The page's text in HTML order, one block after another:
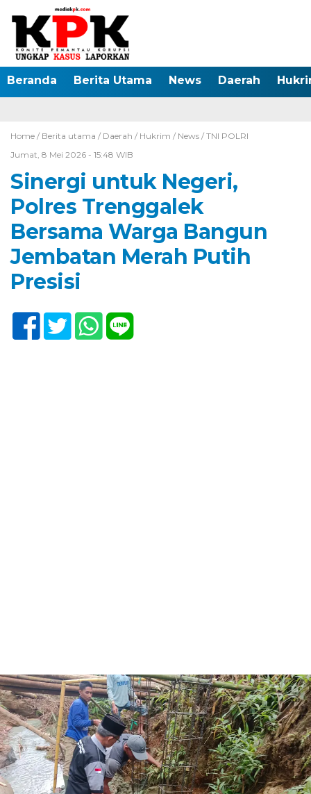
Beranda Berita Utama News Daerah
Home / Berita utama / Daerah / Hukrim / News / TNI POLRI
Jumat, 8 Mei 2026 - 15:48 WIB
Sinergi untuk Negeri,
Polres Trenggalek
Bersama Warga Bangun
Jembatan Merah Putih
Presisi